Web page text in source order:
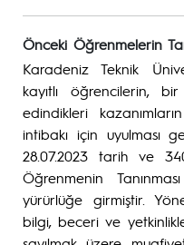
Önceki Öğrenmelerin
Karadeniz Teknik
kayıtlı öğrencilerin,
edindikleri
intibakı için uyulması
28.07.2023 tarih ve
Öğrenmenin
yürürlüğe girmiştir.
bilgi, beceri ve